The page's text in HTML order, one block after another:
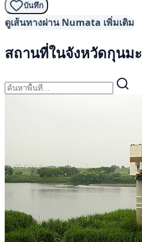
บันทึก
ดูเส้นทางผ่าน Numata เพิ่มเติม
สถานที่ในจังหวัดกุนมะ